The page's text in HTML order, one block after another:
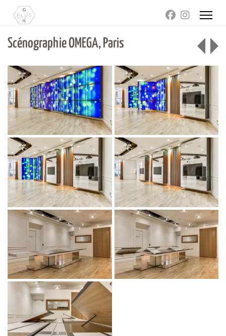
Scénographie OMEGA, Paris